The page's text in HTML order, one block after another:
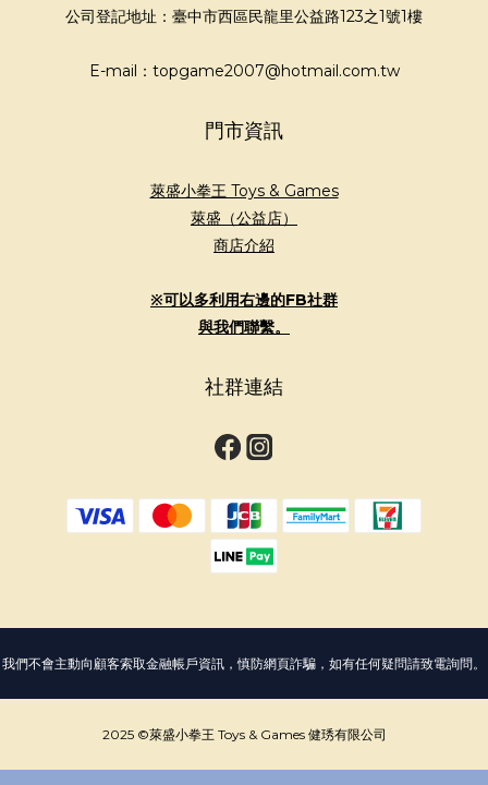
公司登記地址：臺中市西區民龍里公益路123之1號1樓
E-mail：topgame2007@hotmail.com.tw
門市資訊
萊盛小拳王 Toys & Games
萊盛（公益店）
商店介紹
※可以多利用右邊的FB社群
與我們聯繫。
社群連結
我們不會主動向顧客索取金融帳戶資訊，慎防網頁詐騙，如有任何疑問請致電詢問。
2025 ©萊盛小拳王 Toys & Games 健琇有限公司